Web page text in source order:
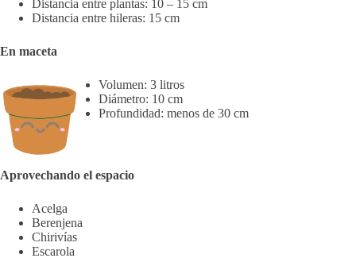
Distancia entre plantas: 10 – 15 cm
Distancia entre hileras: 15 cm
En maceta
Volumen: 3 litros
Diámetro: 10 cm
Profundidad: menos de 30 cm
Aprovechando el espacio
Acelga
Berenjena
Chirivías
Escarola